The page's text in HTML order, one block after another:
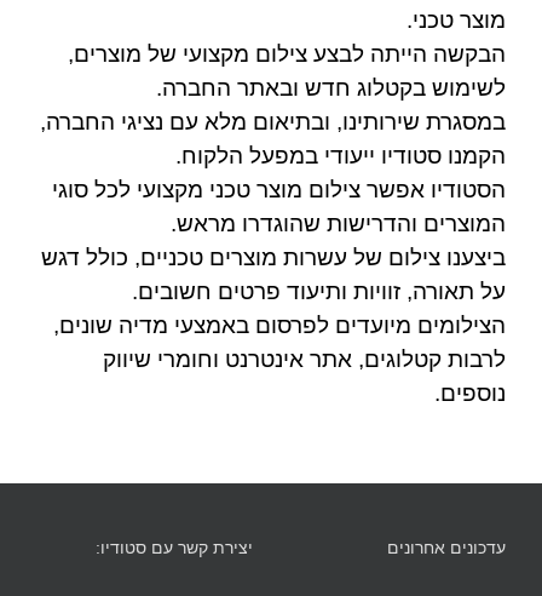
מוצר טכני.
הבקשה הייתה לבצע צילום מקצועי של מוצרים,
לשימוש בקטלוג חדש ובאתר החברה.
במסגרת שירותינו, ובתיאום מלא עם נציגי החברה,
הקמנו סטודיו ייעודי במפעל הלקוח.
הסטודיו אפשר צילום מוצר טכני מקצועי לכל סוגי
המוצרים והדרישות שהוגדרו מראש.
ביצענו צילום של עשרות מוצרים טכניים, כולל דגש
על תאורה, זוויות ותיעוד פרטים חשובים.
הצילומים מיועדים לפרסום באמצעי מדיה שונים,
לרבות קטלוגים, אתר אינטרנט וחומרי שיווק
נוספים.
עדכונים אחרונים יצירת קשר עם סטודיו: